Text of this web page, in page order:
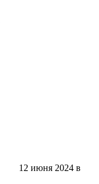
12 июня 2024 в